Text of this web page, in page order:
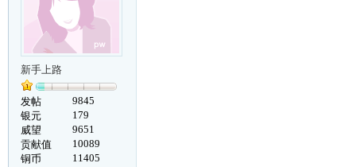
新手上路
发帖
9845
银元
179
威望
9651
贡献值
10089
铜币
11405